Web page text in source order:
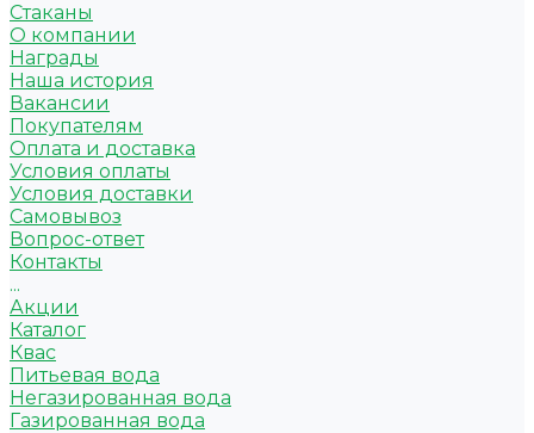
Стаканы
О компании
Награды
Наша история
Вакансии
Покупателям
Оплата и доставка
Условия оплаты
Условия доставки
Самовывоз
Вопрос-ответ
Контакты
...
Акции
Каталог
Квас
Питьевая вода
Негазированная вода
Газированная вода